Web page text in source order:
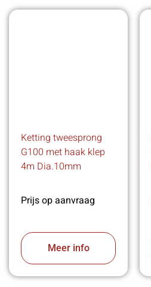
Ketting tweesprong
G100 met haak klep
4m Dia.10mm
Prijs op aanvraag
Meer info